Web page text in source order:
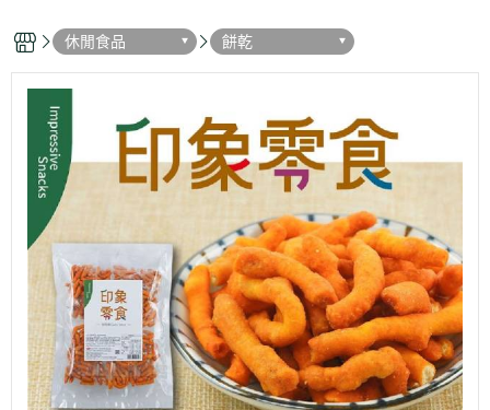
休閒食品 餅乾